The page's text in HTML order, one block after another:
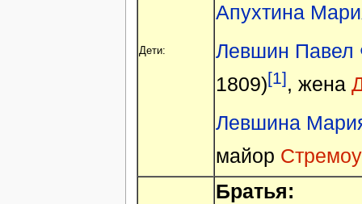
Дети:
Апухтина
Левшин Павел
1809)[1], жена
Левшина
майор
Братья: